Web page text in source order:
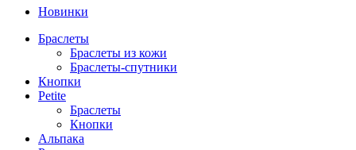
Новинки
Браслеты
Браслеты из кожи
Браслеты-спутники
Кнопки
Petite
Браслеты
Кнопки
Альпака